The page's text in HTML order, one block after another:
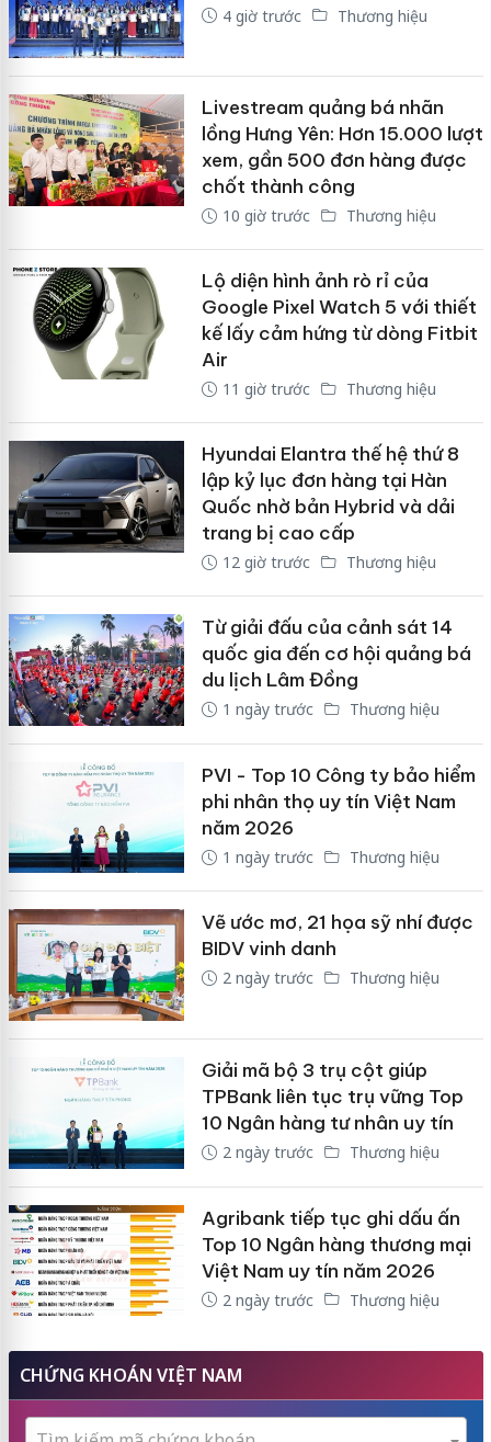
4 giờ trước Thương hiệu
Livestream quảng bá nhãn
lồng Hưng Yên: Hơn 15.000 lượt
xem, gần 500 đơn hàng được
chốt thành công
10 giờ trước Thương hiệu
Lộ diện hình ảnh rò rỉ của
Google Pixel Watch 5 với thiết
kế lấy cảm hứng từ dòng Fitbit
Air
11 giờ trước Thương hiệu
Hyundai Elantra thế hệ thứ 8
lập kỷ lục đơn hàng tại Hàn
Quốc nhờ bản Hybrid và dải
trang bị cao cấp
12 giờ trước Thương hiệu
Từ giải đấu của cảnh sát 14
quốc gia đến cơ hội quảng bá
du lịch Lâm Đồng
1 ngày trước Thương hiệu
PVI - Top 10 Công ty bảo hiểm
phi nhân thọ uy tín Việt Nam
năm 2026
1 ngày trước Thương hiệu
Vẽ ước mơ, 21 họa sỹ nhí được
BIDV vinh danh
2 ngày trước Thương hiệu
Giải mã bộ 3 trụ cột giúp
TPBank liên tục trụ vững Top
10 Ngân hàng tư nhân uy tín
2 ngày trước Thương hiệu
Agribank tiếp tục ghi dấu ấn
Top 10 Ngân hàng thương mại
Việt Nam uy tín năm 2026
2 ngày trước Thương hiệu
CHỨNG KHOÁN VIỆT NAM